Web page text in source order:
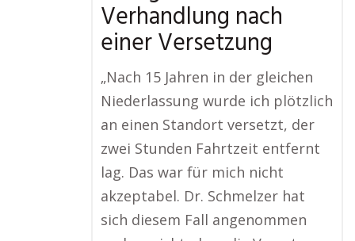
Verhandlung nach
einer Versetzung
„Nach 15 Jahren in der gleichen
Niederlassung wurde ich plötzlich
an einen Standort versetzt, der
zwei Stunden Fahrtzeit entfernt
lag. Das war für mich nicht
akzeptabel. Dr. Schmelzer hat
sich diesem Fall angenommen